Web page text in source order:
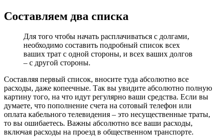
Составляем два списка
Для того чтобы начать расплачиваться с долгами,
необходимо составить подробный список всех
ваших трат с одной стороны, и всех ваших долгов
– с другой стороны.
Составляя первый список, вносите туда абсолютно все
расходы, даже копеечные. Так вы увидите абсолютно полную
картину того, на что идут регулярно ваши средства. Если вы
думаете, что пополнение счета на сотовый телефон или
оплата кабельного телевидения – это несущественные траты,
то вы ошибаетесь. Важны абсолютно все ваши расходы,
включая расходы на проезд в общественном транспорте.